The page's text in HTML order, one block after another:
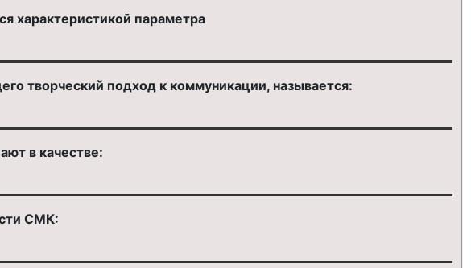
характеристикой параметра
творческий подход к коммуникации, называется:
в качестве:
СМК: